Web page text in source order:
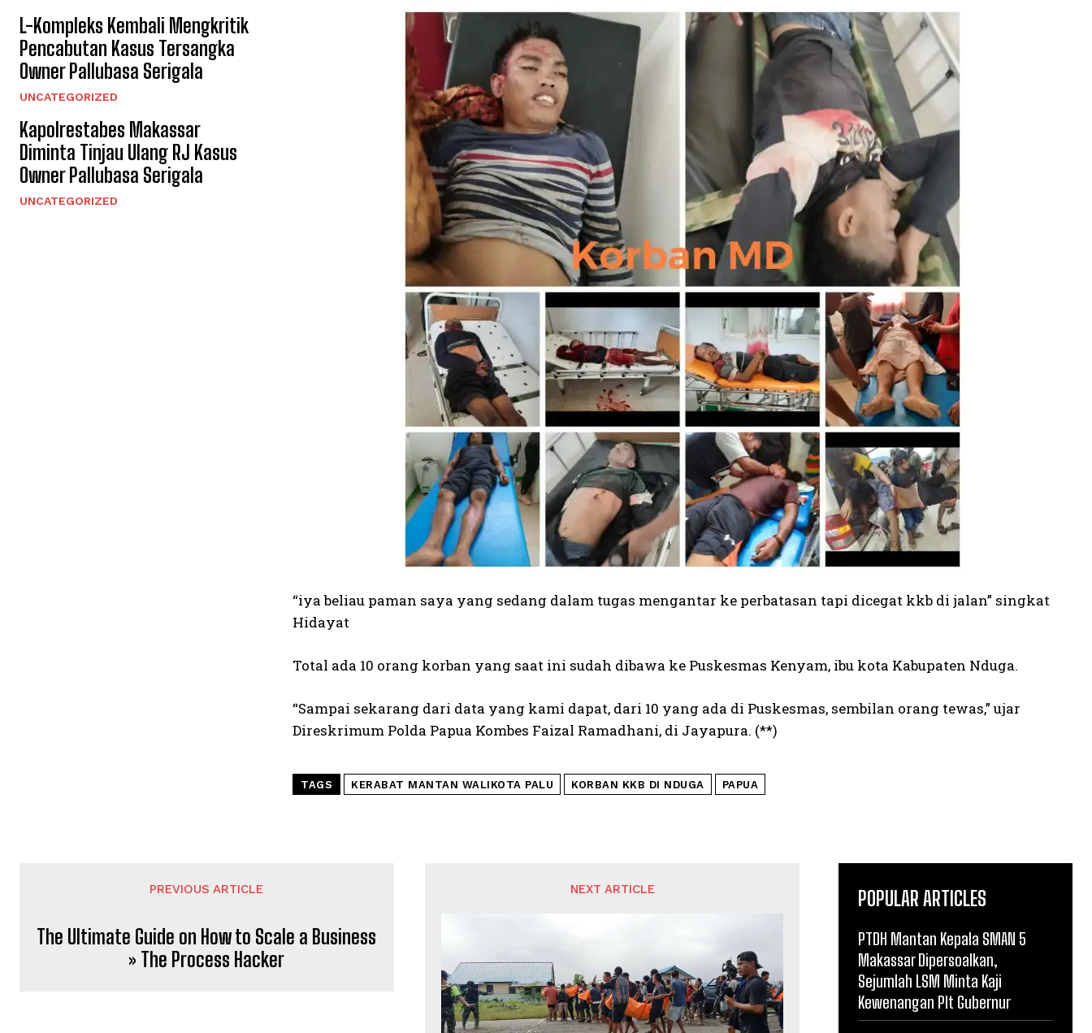
L-Kompleks Kembali Mengkritik
Pencabutan Kasus Tersangka
Owner Pallubasa Serigala
UNCATEGORIZED
Kapolrestabes Makassar
Diminta Tinjau Ulang RJ Kasus
Owner Pallubasa Serigala
UNCATEGORIZED
“iya beliau paman saya yang sedang dalam tugas mengantar ke perbatasan tapi dicegat kkb di jalan” singkat
Hidayat
Total ada 10 orang korban yang saat ini sudah dibawa ke Puskesmas Kenyam, ibu kota Kabupaten Nduga.
“Sampai sekarang dari data yang kami dapat, dari 10 yang ada di Puskesmas, sembilan orang tewas,” ujar
Direskrimum Polda Papua Kombes Faizal Ramadhani, di Jayapura. (**)
TAGS KERABAT MANTAN WALIKOTA PALU KORBAN KKB DI NDUGA PAPUA
PREVIOUS ARTICLE
The Ultimate Guide on How to Scale a Business
» The Process Hacker
NEXT ARTICLE POPULAR ARTICLES
PTDH Mantan Kepala SMAN 5
Makassar Dipersoalkan,
Sejumlah LSM Minta Kaji
Kewenangan Plt Gubernur